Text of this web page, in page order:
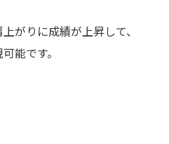
がりに成績が上昇して、
能です。